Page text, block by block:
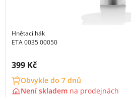
Hnětací hák
ETA 0035 00050
Cena s DPH:
399 Kč
Obvykle do 7 dnů
Není skladem na prodejnách